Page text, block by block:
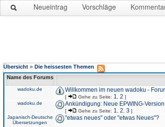
Neueintrag Vorschläge
Übersicht » Die heissesten Themen
Name des Forums
wadoku.de Willkommen im neuen wadoku -
[ Gehe zu Seite: 1 2 ]
wadoku.de Ankündigung: Neue EPWING-
[ Gehe zu Seite: 1 2 3 ]
Japanisch-Deutsche
Übersetzungen
"etwas neues" oder "etwas Neues"?